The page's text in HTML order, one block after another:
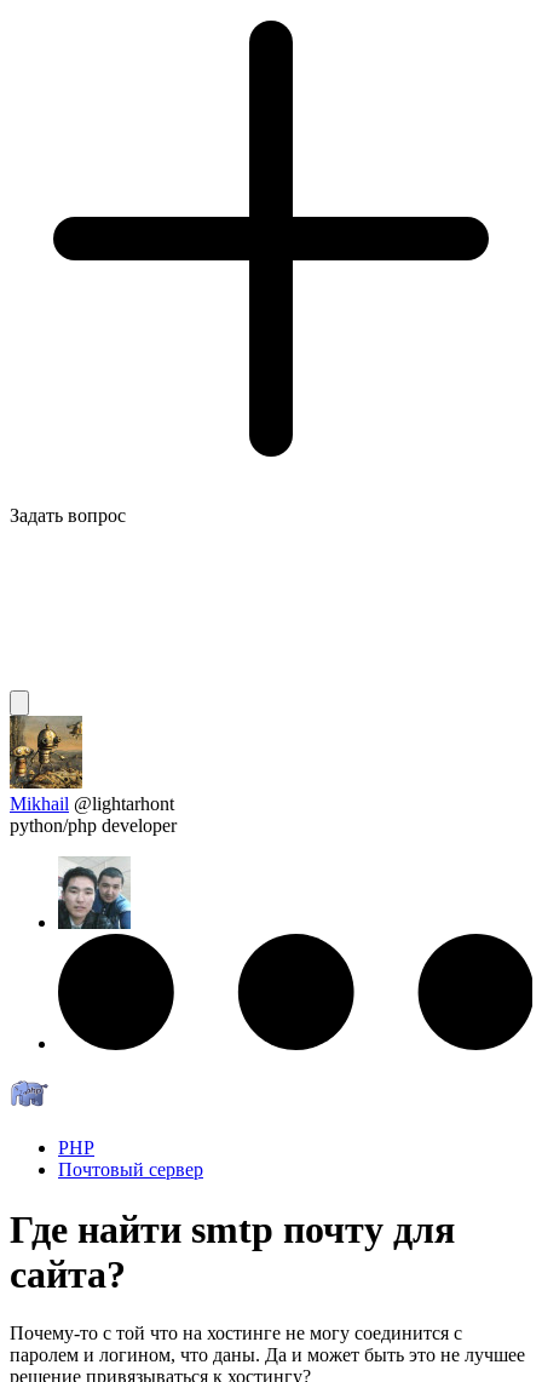
Задать вопрос
Mikhail @lightarhont
python/php developer
PHP
Почтовый сервер
Где найти smtp почту для
сайта?
Почему-то с той что на хостинге не могу соединится с
паролем и логином, что даны. Да и может быть это не лучшее
решение привязываться к хостингу?